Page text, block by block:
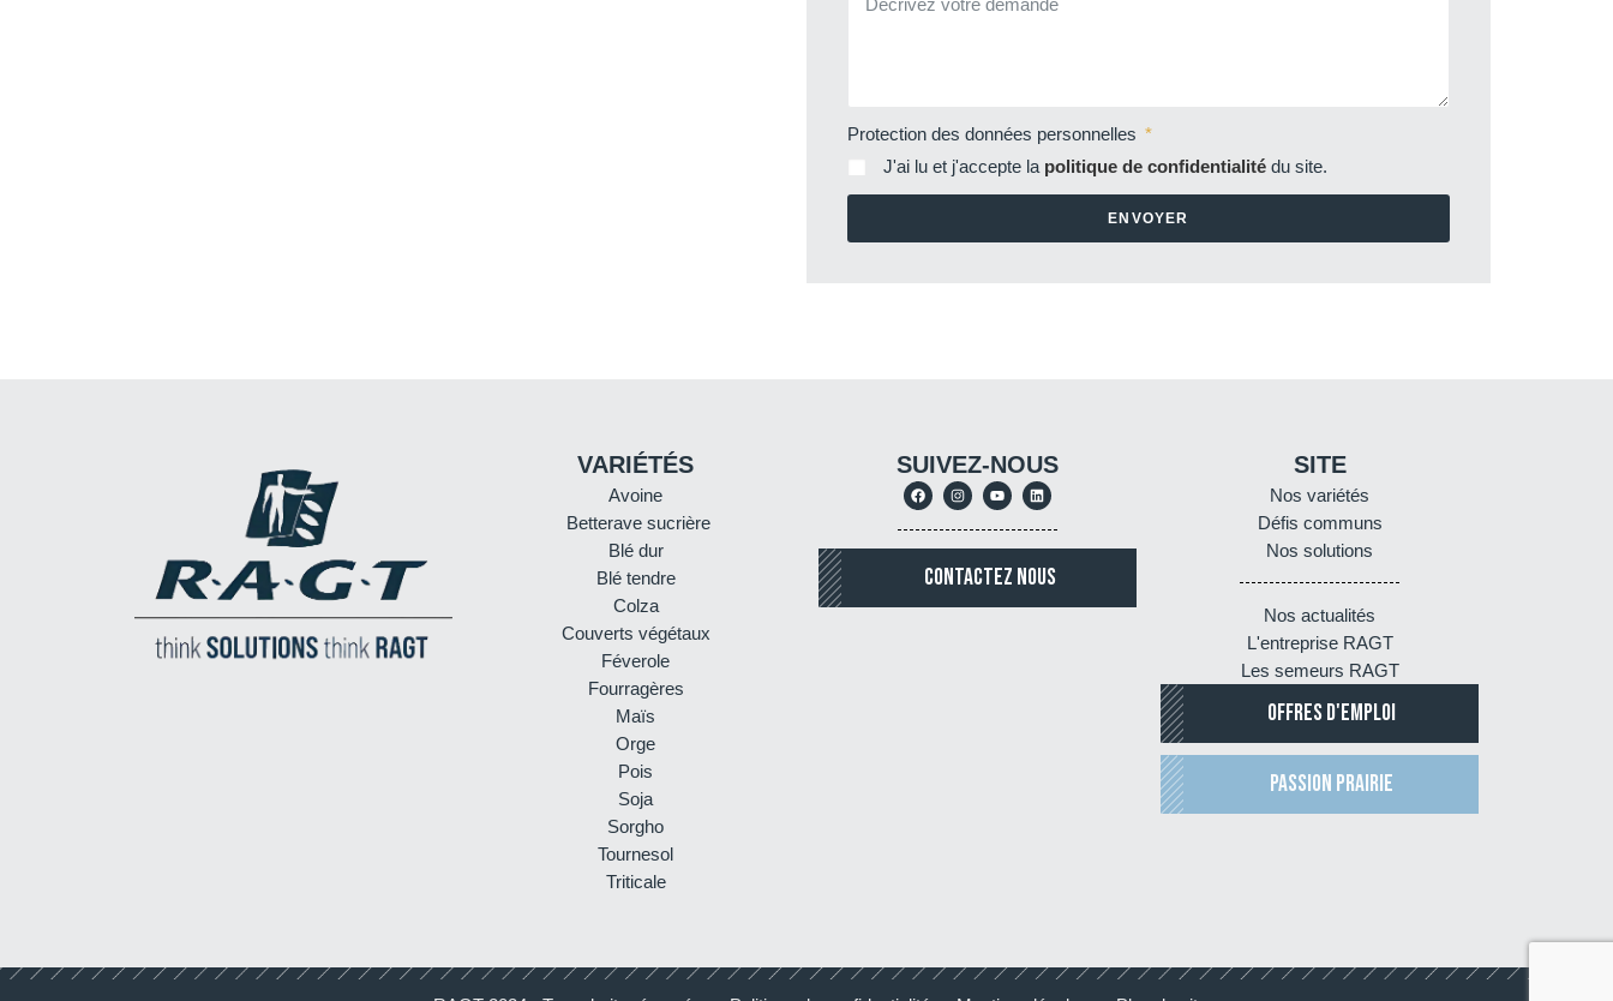
Protection des données personnelles
J'ai lu et j'accepte la politique de confidentialité du site.
ENVOYER
VARIÉTÉS
Avoine
Betterave sucrière
Blé dur
Blé tendre
Colza
Couverts végétaux
Féverole
Fourragères
Maïs
Orge
Pois
Soja
Sorgho
Tournesol
Triticale
SUIVEZ-NOUS
CONTACTEZ NOUS
SITE
Nos variétés
Défis communs
Nos solutions
Nos actualités
L'entreprise RAGT
Les semeurs RAGT
OFFRES D'EMPLOI
PASSION PRAIRIE